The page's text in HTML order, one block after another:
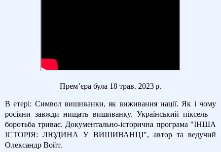
Прем’єра була 18 трав. 2023 р.
В етері: Символ вишиванки, як виживання нації. Як і чому
росіяни завжди нищать вишиванку. Український піксель –
боротьба триває. Документально-історична програма "ІНША
ІСТОРІЯ: ЛЮДИНА У ВИШИВАНЦІ", автор та ведучий
Олександр Войт.